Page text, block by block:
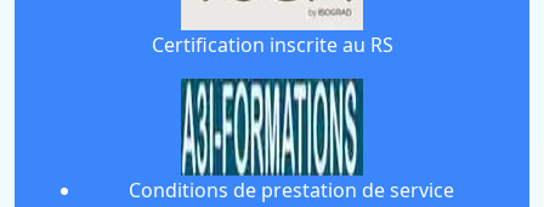
Certification inscrite au RS
Conditions de prestation de service